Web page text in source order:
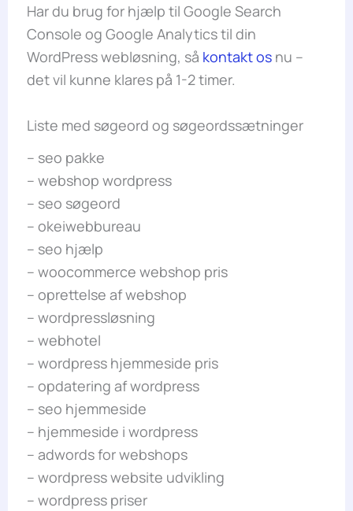
Har du brug for hjælp til Google Search
Console og Google Analytics til din
WordPress webløsning, så kontakt osnu –
det vil kunne klares på 1-2 timer.
Liste med søgeord og søgeordssætninger
– seo pakke
– webshop wordpress
– seo søgeord
– okeiwebbureau
– seo hjælp
– woocommerce webshop pris
– oprettelse af webshop
– wordpressløsning
– webhotel
– wordpress hjemmeside pris
– opdatering af wordpress
– seo hjemmeside
– hjemmeside i wordpress
– adwords for webshops
– wordpress website udvikling
– wordpress priser